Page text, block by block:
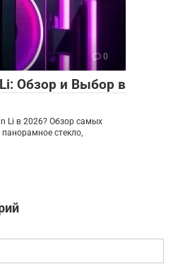
0
Обзор и Выбор в
Li в 2026? Обзор самых
панорамное стекло,